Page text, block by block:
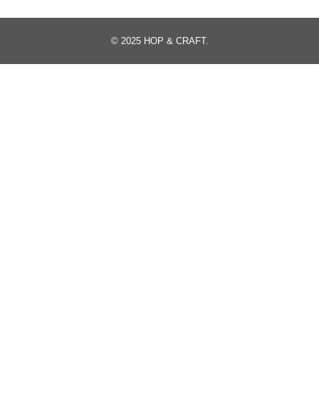
© 2025 HOP & CRAFT.